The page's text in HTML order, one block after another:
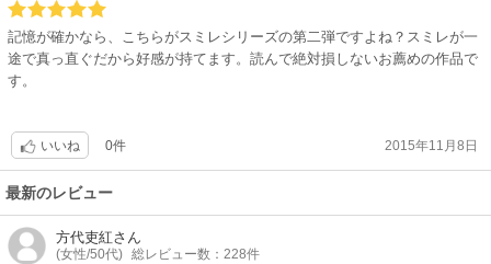
記憶が確かなら、こちらがスミレシリーズの第二弾ですよね？スミレが一
途で真っ直ぐだから好感が持てます。読んで絶対損しないお薦めの作品で
す。
いいね 0件 2015年11月8日
最新のレビュー
方代吏紅さん
(女性/50代) 総レビュー数：228件